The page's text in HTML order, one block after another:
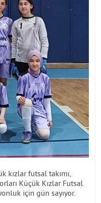
kızlar futsal takımı,
Küçük Kızlar Futsal
için gün sayıyor.